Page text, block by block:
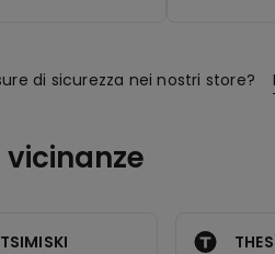
di sicurezza nei nostri store?
vicinanze